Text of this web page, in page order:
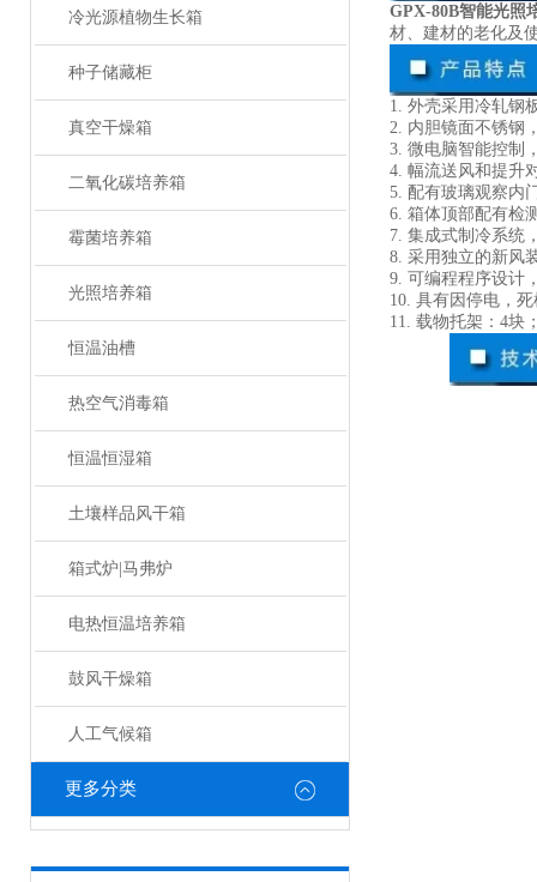
冷光源植物生长箱
种子储藏柜
真空干燥箱
二氧化碳培养箱
霉菌培养箱
光照培养箱
恒温油槽
热空气消毒箱
恒温恒湿箱
土壤样品风干箱
箱式炉|马弗炉
电热恒温培养箱
鼓风干燥箱
人工气候箱
更多分类
GPX-80B智能光照
材、建材的老化及
1. 外壳采用冷轧钢
2. 内胆镜面不锈钢
3. 微电脑智能控制
4. 幅流送风和提升
5. 配有玻璃观察内
6. 箱体顶部配有检
7. 集成式制冷系统
8. 采用独立的新风
9. 可编程程序设计
10. 具有因停电，
11. 载物托架：4块